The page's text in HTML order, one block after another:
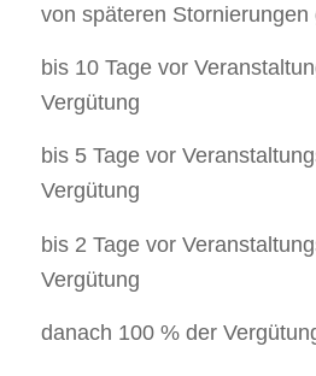
von späteren Stornierungen
bis 10 Tage vor
Vergütung
bis 5 Tage vor
Vergütung
bis 2 Tage vor
Vergütung
danach 100 % der